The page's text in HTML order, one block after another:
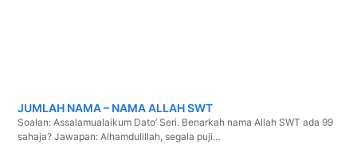
JUMLAH NAMA – NAMA ALLAH SWT
Soalan: Assalamualaikum Dato’ Seri. Benarkah nama Allah SWT ada 99
sahaja? Jawapan: Alhamdulillah, segala puji…